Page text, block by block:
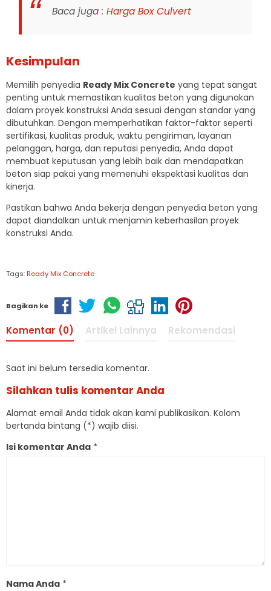
Baca juga :Harga Box Culvert
Kesimpulan
Memilih penyedia Ready Mix Concrete yang tepat sangat
penting untuk memastikan kualitas beton yang digunakan
dalam proyek konstruksi Anda sesuai dengan standar yang
dibutuhkan. Dengan memperhatikan faktor-faktor seperti
sertifikasi, kualitas produk, waktu pengiriman, layanan
pelanggan, harga, dan reputasi penyedia, Anda dapat
membuat keputusan yang lebih baik dan mendapatkan
beton siap pakai yang memenuhi ekspektasi kualitas dan
kinerja.
Pastikan bahwa Anda bekerja dengan penyedia beton yang
dapat diandalkan untuk menjamin keberhasilan proyek
konstruksi Anda.
Tags:Ready Mix Concrete
Bagikan ke
Komentar (0) Artikel Lainnya Rekomendasi
Saat ini belum tersedia komentar.
Silahkan tulis komentar Anda
Alamat email Anda tidak akan kami publikasikan. Kolom
bertanda bintang (*) wajib diisi.
Isi komentar Anda *
Nama Anda *